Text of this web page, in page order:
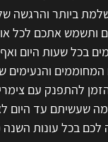
ביותר והרגשה
ותשמש אתכם לכל
בכל שעות היום
והנעימים
להתפנק עם
שעשיתם עד היום
לכם בכל עונות